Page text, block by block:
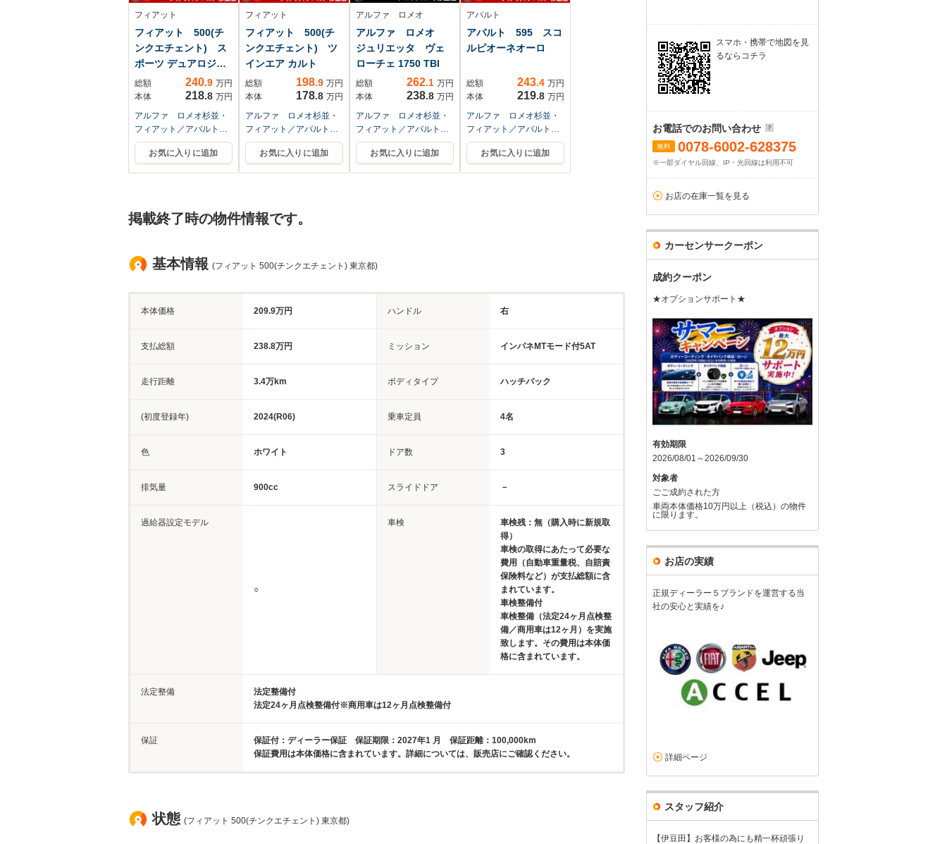
フィアット
フィアット 500(チ
ンクエチェント) ス
ポーツ デュアロジッ
ク
総額 240.9 万円
本体
218.8 万円
アルファ ロメオ杉並・
フィアット／アバルト杉
並
お気に入りに追加
フィアット
フィアット 500(チ
ンクエチェント) ツ
インエア カルト
総額 198.9 万円
本体
178.8 万円
アルファ ロメオ杉並・
フィアット／アバルト杉
並
お気に入りに追加
アルファ ロメオ
アルファ ロメオ
ジュリエッタ ヴェ
ローチェ 1750 TBI
総額 262.1 万円
本体
238.8 万円
アルファ ロメオ杉並・
フィアット／アバルト杉
並
お気に入りに追加
アバルト
アバルト 595 スコ
ルピオーネオーロ
総額 243.4 万円
本体
219.8 万円
アルファ ロメオ杉並・
フィアット／アバルト杉
並
お気に入りに追加
掲載終了時の物件情報です。
基本情報 (フィアット 500(チンクエチェント) 東京都)
本体価格 209.9万円 ハンドル 右
支払総額 238.8万円 ミッション インパネMTモード付5AT
走行距離 3.4万km ボディタイプ ハッチバック
(初度登録年) 2024(R06) 乗車定員 4名
色 ホワイト ドア数 3
排気量 900cc スライドドア －
過給器設定モデル
○
車検
車検残：無（購入時に新規取
得）
車検の取得にあたって必要な
費用（自動車重量税、自賠責
保険料など）が支払総額に含
まれています。
車検整備付
車検整備（法定24ヶ月点検整
備／商用車は12ヶ月）を実施
致します。その費用は本体価
格に含まれています。
法定整備
法定整備付
法定24ヶ月点検整備付※商用車は12ヶ月点検整備付
保証
保証付：ディーラー保証 保証期限：2027年1 月 保証距離：100,000km
保証費用は本体価格に含まれています。詳細については、販売店にご確認ください。
状態 (フィアット 500(チンクエチェント) 東京都)
スマホ・携帯で地図を見
るならコチラ
お電話でのお問い合わせ
無料 0078-6002-628375
※一部ダイヤル回線、IP・光回線は利用不可
お店の在庫一覧を見る
カーセンサークーポン
成約クーポン
★オプションサポート★
有効期限
2026/08/01～2026/09/30
対象者
ごご成約された方
車両本体価格10万円以上（税込）の物件
に限ります。
お店の実績
正規ディーラー５ブランドを運営する当
社の安心と実績を♪
詳細ページ
スタッフ紹介
【伊豆田】お客様の為にも精一杯頑張り